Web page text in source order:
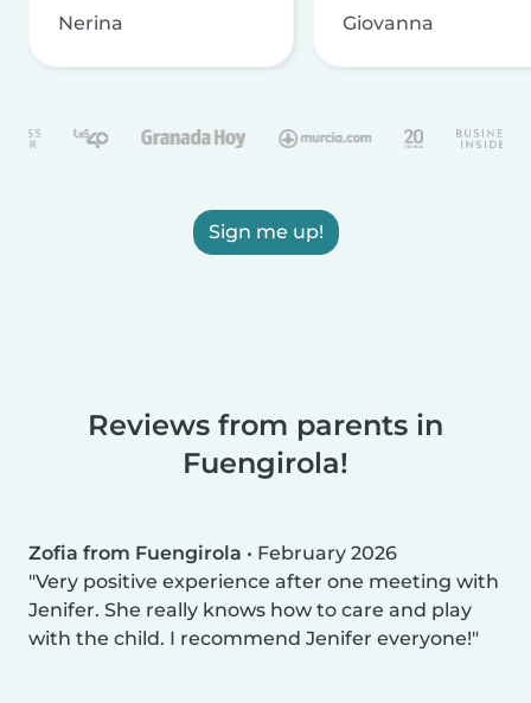
Nerina Giovanna
Sign me up!
Reviews from parents in
Fuengirola!
Zofia from Fuengirola • February 2026
Very positive experience after one meeting with
Jenifer. She really knows how to care and play
with the child. I recommend Jenifer everyone!